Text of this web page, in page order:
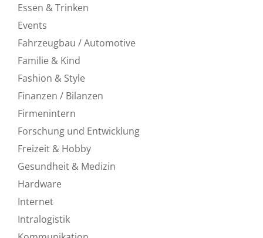
Essen & Trinken
Events
Fahrzeugbau / Automotive
Familie & Kind
Fashion & Style
Finanzen / Bilanzen
Firmenintern
Forschung und Entwicklung
Freizeit & Hobby
Gesundheit & Medizin
Hardware
Internet
Intralogistik